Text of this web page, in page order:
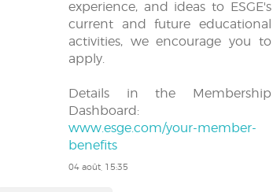
experience, and ideas to ESGE's
current and future educational
activities, we encourage you to
apply.
Details in the Membership
Dashboard:
www.esge.com/your-member-
benefits
04 août, 15:35